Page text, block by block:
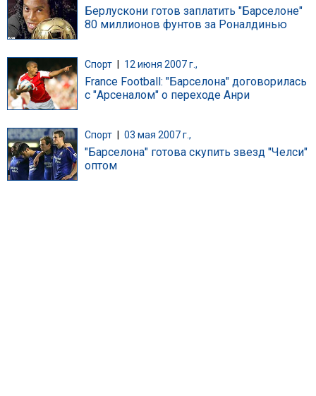
Берлускони готов заплатить "Барселоне"
80 миллионов фунтов за Роналдинью
Спорт 12 июня 2007 г.,
France Football: "Барселона" договорилась
с "Арсеналом" о переходе Анри
Спорт 03 мая 2007 г.,
"Барселона" готова скупить звезд "Челси"
оптом